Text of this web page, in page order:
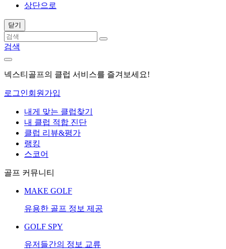
상단으로
닫기
검색
넥스티골프의 클럽 서비스를 즐겨보세요!
로그인회원가입
내게 맞는 클럽찾기
내 클럽 적합 진단
클럽 리뷰&평가
랭킹
스코어
골프 커뮤니티
MAKE GOLF
유용한 골프 정보 제공
GOLF SPY
유저들간의 정보 교류